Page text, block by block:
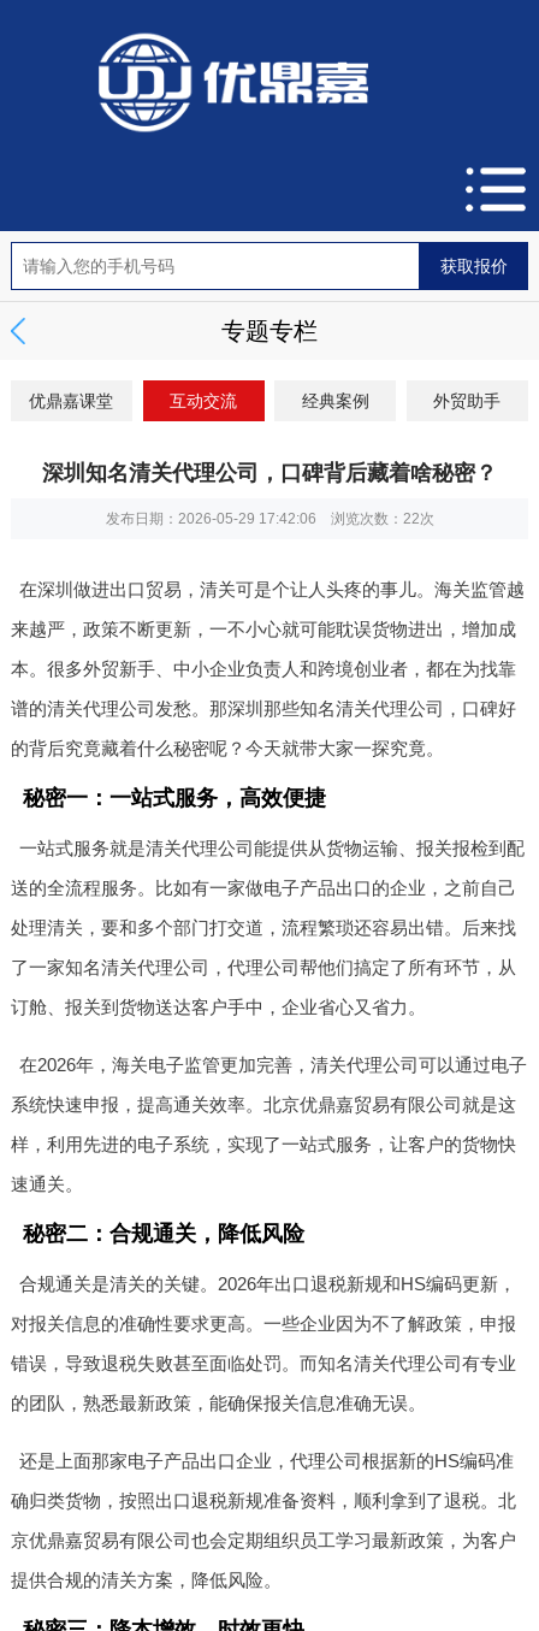
专题专栏
优鼎嘉课堂 互动交流 经典案例 外贸助手
深圳知名清关代理公司，口碑背后藏着啥秘密？
发布日期：2026-05-29 17:42:06 浏览次数： 22次
在深圳做进出口贸易，清关可是个让人头疼的事儿。海关监管越
来越严，政策不断更新，一不小心就可能耽误货物进出，增加成
本。很多外贸新手、中小企业负责人和跨境创业者，都在为找靠
谱的清关代理公司发愁。那深圳那些知名清关代理公司，口碑好
的背后究竟藏着什么秘密呢？今天就带大家一探究竟。
秘密一：一站式服务，高效便捷
一站式服务就是清关代理公司能提供从货物运输、报关报检到配
送的全流程服务。比如有一家做电子产品出口的企业，之前自己
处理清关，要和多个部门打交道，流程繁琐还容易出错。后来找
了一家知名清关代理公司，代理公司帮他们搞定了所有环节，从
订舱、报关到货物送达客户手中，企业省心又省力。
在2026年，海关电子监管更加完善，清关代理公司可以通过电子
系统快速申报，提高通关效率。北京优鼎嘉贸易有限公司就是这
样，利用先进的电子系统，实现了一站式服务，让客户的货物快
速通关。
秘密二：合规通关，降低风险
合规通关是清关的关键。2026年出口退税新规和HS编码更新，
对报关信息的准确性要求更高。一些企业因为不了解政策，申报
错误，导致退税失败甚至面临处罚。而知名清关代理公司有专业
的团队，熟悉最新政策，能确保报关信息准确无误。
还是上面那家电子产品出口企业，代理公司根据新的HS编码准
确归类货物，按照出口退税新规准备资料，顺利拿到了退税。北
京优鼎嘉贸易有限公司也会定期组织员工学习最新政策，为客户
提供合规的清关方案，降低风险。